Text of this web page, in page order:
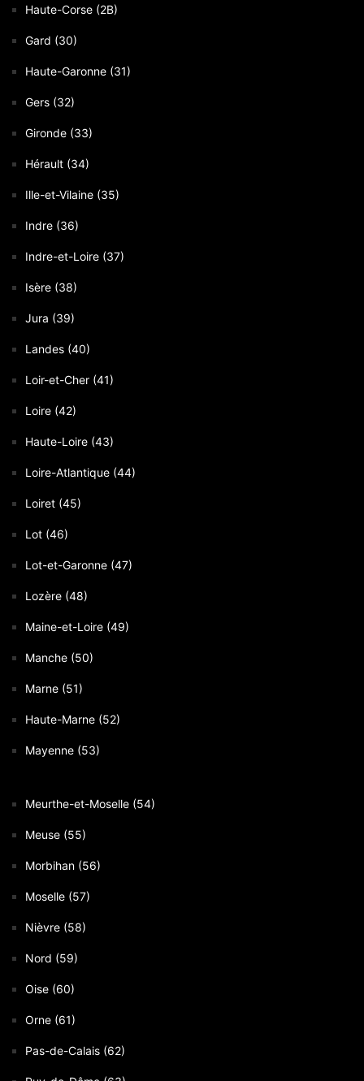
Haute-Corse (2B)
Gard (30)
Haute-Garonne (31)
Gers (32)
Gironde (33)
Hérault (34)
Ille-et-Vilaine (35)
Indre (36)
Indre-et-Loire (37)
Isère (38)
Jura (39)
Landes (40)
Loir-et-Cher (41)
Loire (42)
Haute-Loire (43)
Loire-Atlantique (44)
Loiret (45)
Lot (46)
Lot-et-Garonne (47)
Lozère (48)
Maine-et-Loire (49)
Manche (50)
Marne (51)
Haute-Marne (52)
Mayenne (53)
Meurthe-et-Moselle (54)
Meuse (55)
Morbihan (56)
Moselle (57)
Nièvre (58)
Nord (59)
Oise (60)
Orne (61)
Pas-de-Calais (62)